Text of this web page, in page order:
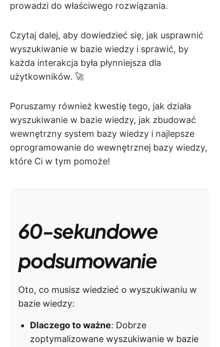
prowadzi do właściwego rozwiązania.
Czytaj dalej, aby dowiedzieć się, jak usprawnić
wyszukiwanie w bazie wiedzy i sprawić, by
każda interakcja była płynniejsza dla
użytkowników. 🚀
Poruszamy również kwestię tego, jak działa
wyszukiwanie w bazie wiedzy, jak zbudować
wewnętrzny system bazy wiedzy i najlepsze
oprogramowanie do wewnętrznej bazy wiedzy,
które Ci w tym pomoże!
60-sekundowe
podsumowanie
Oto, co musisz wiedzieć o wyszukiwaniu w
bazie wiedzy:
Dlaczego to ważne: Dobrze
zoptymalizowane wyszukiwanie w bazie